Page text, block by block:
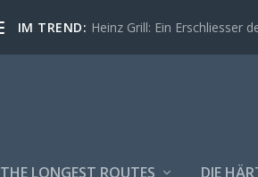
IM TREND: Heinz Grill: Ein Erschliesser
THE LONGEST ROUTES DIE